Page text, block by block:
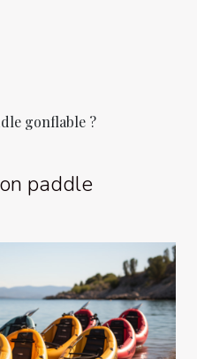
gonflable ?
paddle